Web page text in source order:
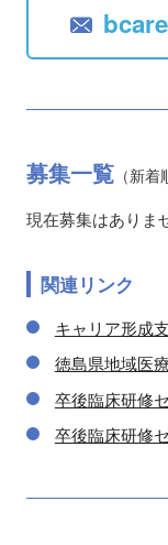
募集一覧 （新着
現在募集はありま
関連リンク
キャリア形成
徳島県地域医
卒後臨床研修
卒後臨床研修